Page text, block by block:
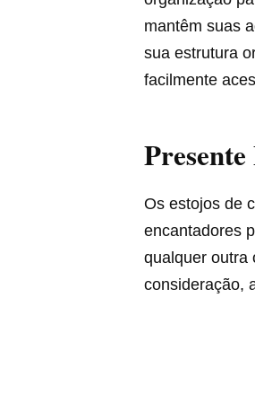
mantêm suas
sua estrutura
facilmente
Os estojos de
encantadores
qualquer outra
consideração,